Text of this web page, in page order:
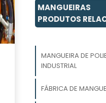
MANGUEIRAS
PRODUTOS
MANGUEIRA DE
INDUSTRIAL
FÁBRICA DE